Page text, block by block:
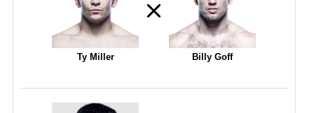
Ty Miller Billy Goff